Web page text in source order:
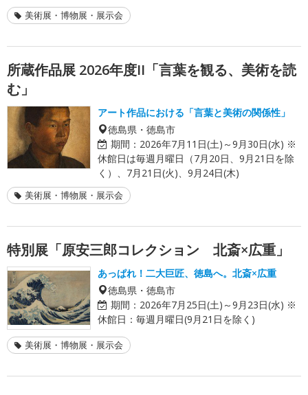
美術展・博物展・展示会
所蔵作品展 2026年度II「言葉を観る、美術を読
む」
アート作品における「言葉と美術の関係性」
徳島県・徳島市
期間： 2026年7月11日(土)～9月30日(水) ※
休館日は毎週月曜日（7月20日、9月21日を除
く）、7月21日(火)、9月24日(木)
美術展・博物展・展示会
特別展「原安三郎コレクション 北斎×広重」
あっぱれ！二大巨匠、徳島へ。北斎×広重
徳島県・徳島市
期間： 2026年7月25日(土)～9月23日(水) ※
休館日：毎週月曜日(9月21日を除く)
美術展・博物展・展示会